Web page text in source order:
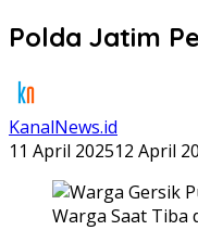
Polda Jatim
KanalNews.id
11 April 202512 April
Warga Saat Tiba